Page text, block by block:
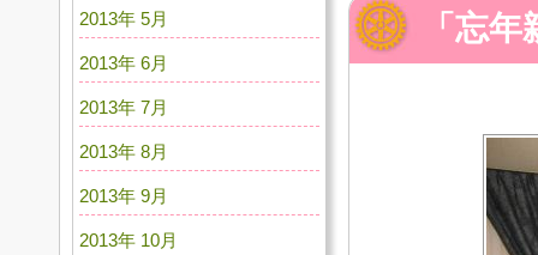
「忘
2013年 5月
2013年 6月
2013年 7月
2013年 8月
2013年 9月
2013年 10月